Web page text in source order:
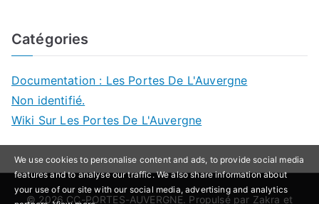
Catégories
Documentation : Les Portes De L'Auvergne
Non identifié.
Wiki Sur Les Portes De L'Auvergne
© 2026 CC-PORTES-AUVERGNE. Propulsé par Zakra et
We use cookies to personalise content and ads, to provide social media
features and to analyse our traffic. We also share information about
your use of our site with our social media, advertising and analytics